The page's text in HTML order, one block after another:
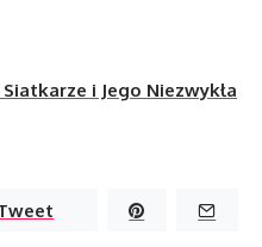
i Jego Niezwykła